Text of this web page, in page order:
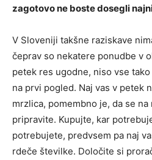
zagotovo ne boste dosegli
V Sloveniji takšne raziskave
čeprav so nekatere ponudbe v
petek res ugodne, niso vse
na prvi pogled. Naj vas v petek
mrzlica, pomembno je, da se
pripravite. Kupujte, kar
potrebujete, predvsem pa naj
rdeče številke. Določite si